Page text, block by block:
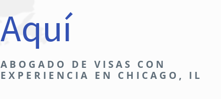
Aquí
ABOGADO DE VISAS CON
EXPERIENCIA EN CHICAGO, IL